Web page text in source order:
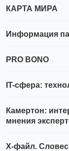
КАРТА МИРА
Информация
PRO BONO
IT-сфера:
Камертон:
мнения
Х-файл.